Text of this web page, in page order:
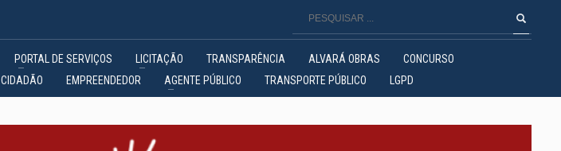
PORTAL DE SERVIÇOS LICITAÇÃO TRANSPARÊNCIA ALVARÁ OBRAS
CONCURSO
CIDADÃO EMPREENDEDOR AGENTE PÚBLICO TRANSPORTE PÚBLICO LGPD